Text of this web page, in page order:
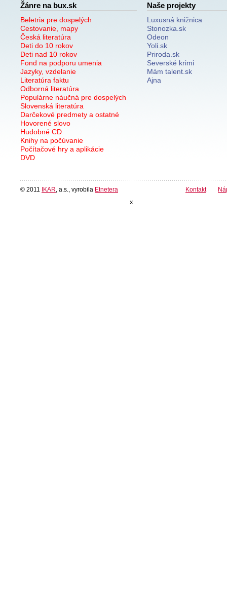
Žánre na bux.sk
Beletria pre dospelých
Cestovanie, mapy
Česká literatúra
Deti do 10 rokov
Deti nad 10 rokov
Fond na podporu umenia
Jazyky, vzdelanie
Literatúra faktu
Odborná literatúra
Populárne náučná pre dospelých
Slovenská literatúra
Darčekové predmety a ostatné
Hovorené slovo
Hudobné CD
Knihy na počúvanie
Počítačové hry a aplikácie
DVD
Naše projekty
Luxusná knižnica
Stonozka.sk
Odeon
Yoli.sk
Priroda.sk
Severské krimi
Mám talent.sk
Ajna
© 2011 IKAR , a.s., vyrobila Etnetera Kontakt
x